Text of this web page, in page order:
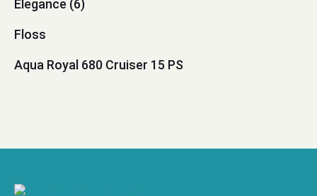
Elegance (6)
Floss
Aqua Royal 680 Cruiser 15 PS